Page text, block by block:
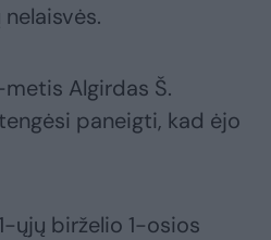
Algirdas Š.
paneigti, kad ėjo
ųjų birželio 1-osios